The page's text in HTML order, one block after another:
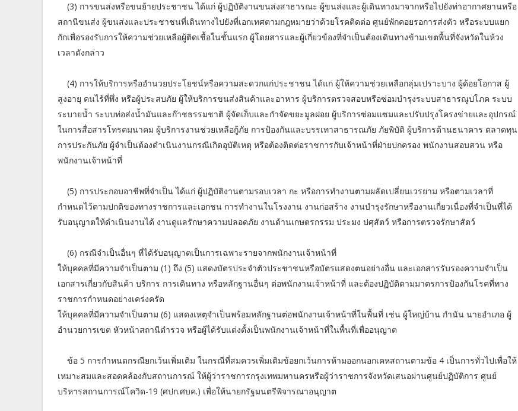
(3) การขนส่งหรือขนย้ายประชาชน ได้แก่ ผู้ปฏิบัติงานขนส่งสาธารณะ ผู้ขนส่งและผู้เดินทางมาจากหรือไปยังท่าอากาศยานหรือ
สถานีขนส่ง ผู้ขนส่งและประชาชนที่เดินทางไปยังที่เอกเทศตามกฎหมายว่าด้วยโรคติดต่อ ศูนย์พักคอยรอการส่งตัว หรือระบบแยก
กักเพื่อรองรับการให้ความช่วยเหลือผู้ติดเชื้อในชั้นแรก ผู้โดยสารและผู้เกี่ยวข้องที่จำเป็นต้องเดินทางข้ามเขตพื้นที่จังหวัดในห้วง
เวลาดังกล่าว
(4) การให้บริการหรืออำนวยประโยชน์หรือความสะดวกแก่ประชาชน ได้แก่ ผู้ให้ความช่วยเหลือกลุ่มเปราะบาง ผู้ด้อยโอกาส ผู้
สูงอายุ คนไร้ที่พึ่ง หรือผู้ประสบภัย ผู้ให้บริการขนส่งสินค้าและอาหาร ผู้บริการตรวจสอบหรือซ่อมบำรุงระบบสาธารณูปโภค ระบบ
ระบายน้ำ ระบบท่อส่งน้ำมันและก๊าชธรรมชาติ ผู้จัดเก็บและกำจัดขยะมูลฝอย ผู้บริการซ่อมแซมและปรับปรุงโครงข่ายและอุปกรณ์
ในการสื่อสารโทรคมนาคม ผู้บริการงานช่วยเหลือกู้ภัย การป้องกันและบรรเทาสาธารณภัย ภัยพิบัติ ผู้บริการด้านธนาคาร ตลาดทุน
การประกันภัย ผู้จำเป็นต้องดำเนินงานกรณีเกิดอุบัติเหตุ หรือต้องติดต่อราชการกับเจ้าหน้าที่ฝ่ายปกครอง พนักงานสอบสวน หรือ
พนักงานเจ้าหน้าที่
(5) การประกอบอาชีพที่จำเป็น ได้แก่ ผู้ปฏิบัติงานตามรอบเวลา กะ หรือการทำงานตามผลัดเปลี่ยนเวรยาม หรือตามเวลาที่
กำหนดไว้ตามปกติของทางราชการและเอกชน การทำงานในโรงงาน งานก่อสร้าง งานบำรุงรักษาหรืองานเกี่ยวเนื่องที่จำเป็นที่ได้
รับอนุญาตให้ดำเนินงานได้ งานดูแลรักษาความปลอดภัย งานด้านเกษตรกรรม ประมง ปศุสัตว์ หรือการตรวจรักษาสัตว์
(6) กรณีจำเป็นอื่นๆ ที่ได้รับอนุญาตเป็นการเฉพาะรายจากพนักงานเจ้าหน้าที่
ให้บุคคลที่มีความจำเป็นตาม (1) ถึง (5) แสดงบัตรประจำตัวประชาชนหรือบัตรแสดงตนอย่างอื่น และเอกสารรับรองความจำเป็น
เอกสารเกี่ยวกับสินค้า บริการ การเดินทาง หรือหลักฐานอื่นๆ ต่อพนักงานเจ้าหน้าที่ และต้องปฏิบัติตามมาตรการป้องกันโรคที่ทาง
ราชการกำหนดอย่างเคร่งครัด
ให้บุคคลที่มีความจำเป็นตาม (6) แสดงเหตุจำเป็นพร้อมหลักฐานต่อพนักงานเจ้าหน้าที่ในพื้นที่ เช่น ผู้ใหญ่บ้าน กำนัน นายอำเภอ ผู้
อำนวยการเขต หัวหน้าสถานีตำรวจ หรือผู้ได้รับแต่งตั้งเป็นพนักงานเจ้าหน้าที่ในพื้นที่เพื่ออนุญาต
ข้อ 5 การกำหนดกรณียกเว้นเพิ่มเติม ในกรณีที่สมควรเพิ่มเติมข้อยกเว้นการห้ามออกนอกเคหสถานตามข้อ 4 เป็นการทั่วไปเพื่อให้
เหมาะสมและสอดคล้องกับสถานการณ์ ให้ผู้ว่าราชการกรุงเทพมหานครหรือผู้ว่าราชการจังหวัดเสนอผ่านศูนย์ปฏิบัติการ ศูนย์
บริหารสถานการณ์โควิด-19 (ศปก.ศบค.) เพื่อให้นายกรัฐมนตรีพิจารณาอนุญาต